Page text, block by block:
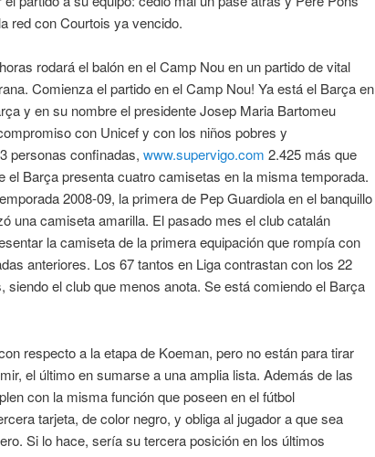
red con Courtois ya vencido.
rodará el balón en el Camp Nou en un partido de vital
Comienza el partido en el Camp Nou! Ya está el Barça en
y en su nombre el presidente Josep Maria Bartomeu
con Unicef y con los niños pobres y
personas confinadas, www.supervigo.com 2.425 más que
el Barça presenta cuatro camisetas en la misma temporada.
2008-09, la primera de Pep Guardiola en el banquillo
una camiseta amarilla. El pasado mes el club catalán
la camiseta de la primera equipación que rompía con
anteriores. Los 67 tantos en Liga contrastan con los 22
siendo el club que menos anota. Se está comiendo el Barça
respecto a la etapa de Koeman, pero no están para tirar
el último en sumarse a una amplia lista. Además de las
con la misma función que poseen en el fútbol
tarjeta, de color negro, y obliga al jugador a que sea
Si lo hace, sería su tercera posición en los últimos